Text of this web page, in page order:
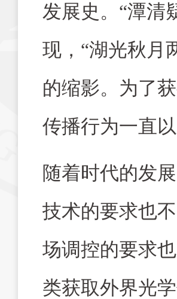
发展史。“潭清
现，“湖光秋月
的缩影。为了
传播行为一直
随着时代的发
技术的要求也
场调控的要求
类获取外界光